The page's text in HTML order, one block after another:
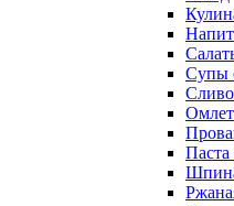
Супы
Паста